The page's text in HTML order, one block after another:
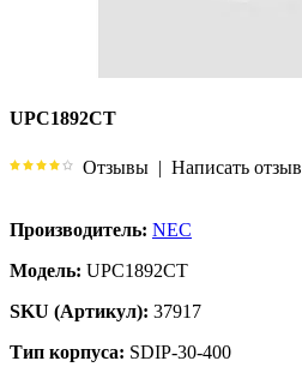
UPC1892CT
Отзывы | Написать отзыв
Производитель: NEC
Модель: UPC1892CT
SKU (Артикул): 37917
Тип корпуса: SDIP-30-400